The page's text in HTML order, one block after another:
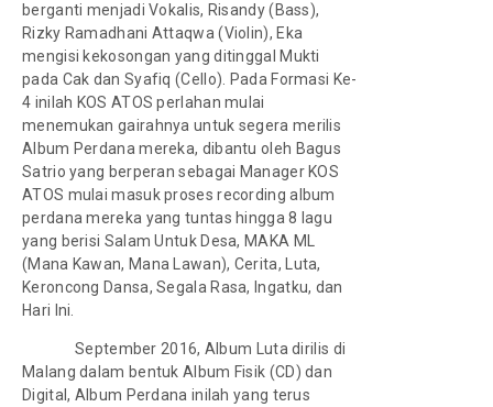
berganti menjadi Vokalis, Risandy (Bass),
Rizky Ramadhani Attaqwa (Violin), Eka
mengisi kekosongan yang ditinggal Mukti
pada Cak dan Syafiq (Cello). Pada Formasi Ke-
4 inilah KOS ATOS perlahan mulai
menemukan gairahnya untuk segera merilis
Album Perdana mereka, dibantu oleh Bagus
Satrio yang berperan sebagai Manager KOS
ATOS mulai masuk proses recording album
perdana mereka yang tuntas hingga 8 lagu
yang berisi Salam Untuk Desa, MAKA ML
(Mana Kawan, Mana Lawan), Cerita, Luta,
Keroncong Dansa, Segala Rasa, Ingatku, dan
Hari Ini.
September 2016, Album Luta dirilis di
Malang dalam bentuk Album Fisik (CD) dan
Digital, Album Perdana inilah yang terus